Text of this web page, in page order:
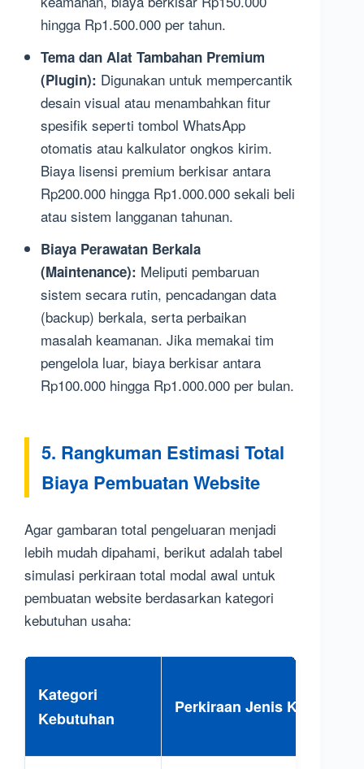
hingga Rp1.500.000 per tahun.
Tema dan Alat Tambahan Premium
(Plugin): Digunakan untuk mempercantik
desain visual atau menambahkan fitur
spesifik seperti tombol WhatsApp
otomatis atau kalkulator ongkos kirim.
Biaya lisensi premium berkisar antara
Rp200.000 hingga Rp1.000.000 sekali beli
atau sistem langganan tahunan.
Biaya Perawatan Berkala
(Maintenance): Meliputi pembaruan
sistem secara rutin, pencadangan data
(backup) berkala, serta perbaikan
masalah keamanan. Jika memakai tim
pengelola luar, biaya berkisar antara
Rp100.000 hingga Rp1.000.000 per bulan.
5. Rangkuman Estimasi Total
Biaya Pembuatan Website
Agar gambaran total pengeluaran menjadi
lebih mudah dipahami, berikut adalah tabel
simulasi perkiraan total modal awal untuk
pembuatan website berdasarkan kategori
kebutuhan usaha:
Kategori
Kebutuhan
Perkiraan Jenis Komponen